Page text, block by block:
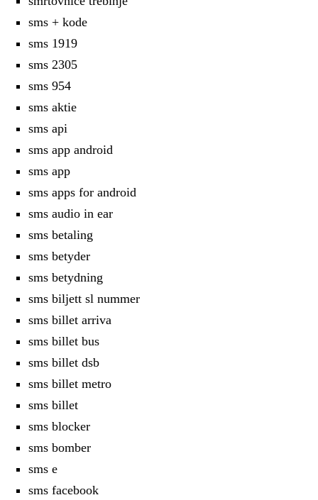
sms + kode
sms 1919
sms 2305
sms 954
sms aktie
sms api
sms app android
sms app
sms apps for android
sms audio in ear
sms betaling
sms betyder
sms betydning
sms biljett sl nummer
sms billet arriva
sms billet bus
sms billet dsb
sms billet metro
sms billet
sms blocker
sms bomber
sms e
sms facebook